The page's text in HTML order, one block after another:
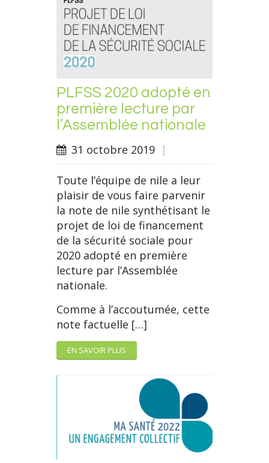
PLFSS 2020 adopté en
première lecture par
l’Assemblée nationale
31 octobre 2019 |
Toute l’équipe de nile a leur
plaisir de vous faire parvenir
la note de nile synthétisant le
projet de loi de financement
de la sécurité sociale pour
2020 adopté en première
lecture par l’Assemblée
nationale.
Comme à l’accoutumée, cette
note factuelle […]
EN SAVOIR PLUS